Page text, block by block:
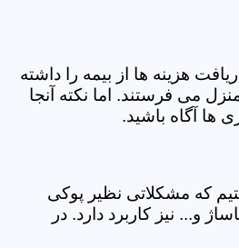
هزینه ها از بیمه را داشته
می فرستند. اما نکته آنجا
ها آگاه باشید.
که مشکلاتی نظیر پوکی
و... نیز کاربرد دارد. در